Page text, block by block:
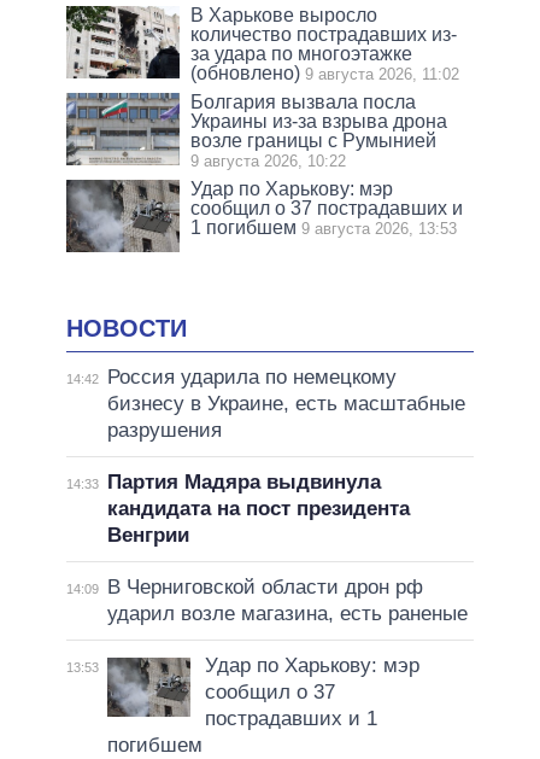
В Харькове выросло
количество пострадавших из-
за удара по многоэтажке
(обновлено) 9 августа 2026, 11:02
Болгария вызвала посла
Украины из-за взрыва дрона
возле границы с Румынией
9 августа 2026, 10:22
Удар по Харькову: мэр
сообщил о 37 пострадавших и
1 погибшем 9 августа 2026, 13:53
НОВОСТИ
14:42
Россия ударила по немецкому
бизнесу в Украине, есть масштабные
разрушения
14:33
Партия Мадяра выдвинула
кандидата на пост президента
Венгрии
14:09
В Черниговской области дрон рф
ударил возле магазина, есть раненые
13:53
Удар по Харькову: мэр
сообщил о 37
пострадавших и 1
погибшем